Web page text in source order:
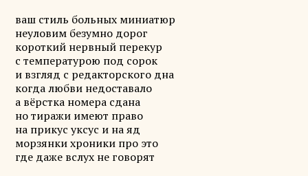
ваш стиль больных миниатюр
неуловим безумно дорог
короткий нервный перекур
с температурою под сорок
и взгляд с редакторского дна
когда любви недоставало
а вёрстка номера сдана
но тиражи имеют право
на прикус уксус и на яд
морзянки хроники про это
где даже вслух не говорят